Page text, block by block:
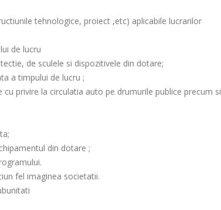
tehnologice, proiect ,etc) aplicabile lucrarilor
de lucru
de sculele si dispozitivele din dotare;
a timpului de lucru ;
privire la circulatia auto pe drumurile publice precum si
din dotare ;
fel imaginea societatii.